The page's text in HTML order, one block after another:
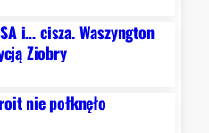
i… cisza. Waszyngton
Ziobry
nie połknęło